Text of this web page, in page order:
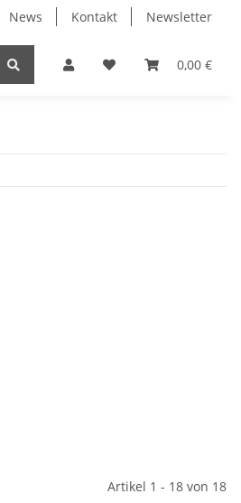
News Kontakt Newsletter
0,00 €
Lagertechnik Lineartechnik
Artikel 1 - 18 von 18